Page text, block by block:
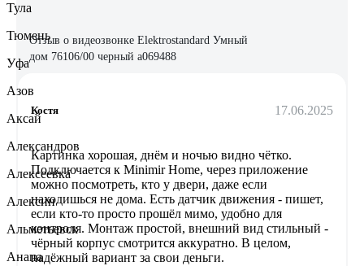
Отзыв о видеозвонке Elektrostandard Умный
дом 76106/00 черный a069488
Костя 17.06.2025
Картинка хорошая, днём и ночью видно чётко.
Подключается к Minimir Home, через приложение
можно посмотреть, кто у двери, даже если
находишься не дома. Есть датчик движения - пишет,
если кто-то просто прошёл мимо, удобно для
контроля. Монтаж простой, внешний вид стильный -
чёрный корпус смотрится аккуратно. В целом,
надёжный вариант за свои деньги.
Тула
Тюмень
Уфа
Азов
Аксай
Александров
Алексеевка
Алексин
Альметьевск
Анапа